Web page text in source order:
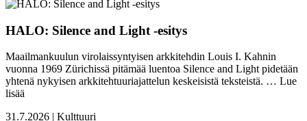
HALO: Silence and Light -esitys
Maailmankuulun virolaissyntyisen arkkitehdin Louis I. Kahnin
vuonna 1969 Zürichissä pitämää luentoa Silence and Light pidetään
yhtenä nykyisen arkkitehtuuriajattelun keskeisistä teksteistä. … Lue
lisää
31.7.2026 | Kulttuuri